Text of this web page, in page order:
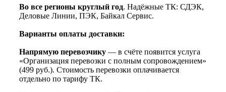
Во все регионы круглый год. Надёжные ТК: СДЭК,
Деловые Линии, ПЭК, Байкал Сервис.
Варианты оплаты доставки:
Напрямую перевозчику — в счёте появится услуга
«Организация перевозки с полным сопровождением»
(499 руб.). Стоимость перевозки оплачивается
отдельно по тарифу ТК.